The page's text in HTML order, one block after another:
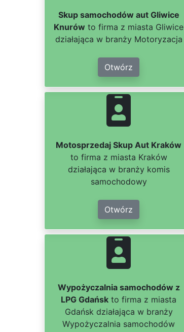
Skup samochodów aut Gliwice
Knurów to firma z miasta Gliwice
działająca w branży Motoryzacja
Otwórz
Motosprzedaj Skup Aut Kraków
to firma z miasta Kraków
działająca w branży komis
samochodowy
Otwórz
Wypożyczalnia samochodów z
LPG Gdańsk to firma z miasta
Gdańsk działająca w branży
Wypożyczalnia samochodów